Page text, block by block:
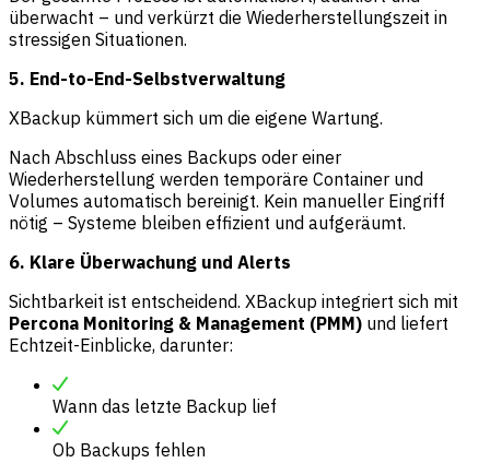
überwacht – und verkürzt die Wiederherstellungszeit in
stressigen Situationen.
5. End-to-End-Selbstverwaltung
XBackup kümmert sich um die eigene Wartung.
Nach Abschluss eines Backups oder einer
Wiederherstellung werden temporäre Container und
Volumes automatisch bereinigt. Kein manueller Eingriff
nötig – Systeme bleiben effizient und aufgeräumt.
6. Klare Überwachung und Alerts
Sichtbarkeit ist entscheidend. XBackup integriert sich mit
Percona Monitoring & Management (PMM) und liefert
Echtzeit-Einblicke, darunter:
Wann das letzte Backup lief
Ob Backups fehlen